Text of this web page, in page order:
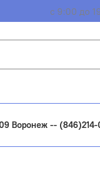
с 9:00 до
Воронеж --